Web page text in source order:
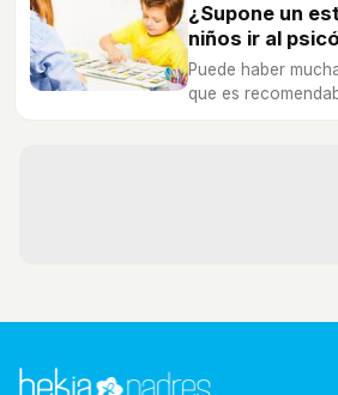
¿Supone un
niños ir al
Puede haber
que es